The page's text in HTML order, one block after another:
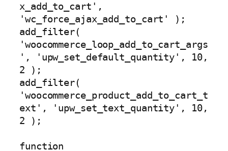
x_add_to_cart',
'wc_force_ajax_add_to_cart' );
add_filter(
'woocommerce_loop_add_to_cart_args
', 'upw_set_default_quantity', 10,
2 );
add_filter(
'woocommerce_product_add_to_cart_t
ext', 'upw_set_text_quantity', 10,
2 );
function